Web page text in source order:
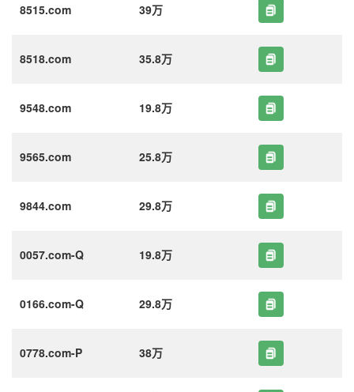
8515.com 39万
8518.com 35.8万
9548.com 19.8万
9565.com 25.8万
9844.com 29.8万
0057.com-Q 19.8万
0166.com-Q 29.8万
0778.com-P 38万